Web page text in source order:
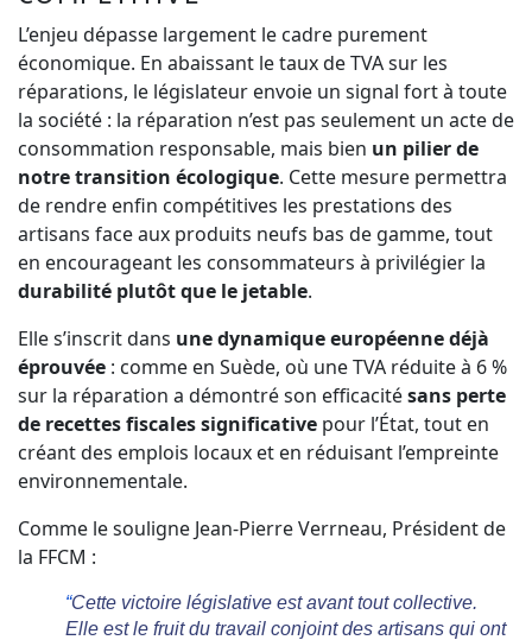
L’enjeu dépasse largement le cadre purement
économique. En abaissant le taux de TVA sur les
réparations, le législateur envoie un signal fort à toute
la société : la réparation n’est pas seulement un acte de
consommation responsable, mais bien un pilier de
notre transition écologique. Cette mesure permettra
de rendre enfin compétitives les prestations des
artisans face aux produits neufs bas de gamme, tout
en encourageant les consommateurs à privilégier la
durabilité plutôt que le jetable.
Elle s’inscrit dans une dynamique européenne déjà
éprouvée : comme en Suède, où une TVA réduite à 6 %
sur la réparation a démontré son efficacitésans perte
de recettes fiscales significative pour l’État, tout en
créant des emplois locaux et en réduisant l’empreinte
environnementale.
Comme le souligne Jean-Pierre Verrneau, Président de
la FFCM :
“Cette victoire législative est avant tout collective.
Elle est le fruit du travail conjoint des artisans qui ont